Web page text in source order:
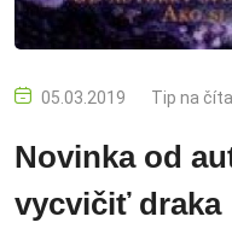
05.03.2019 Tip na
Novinka od
vycvičiť draka